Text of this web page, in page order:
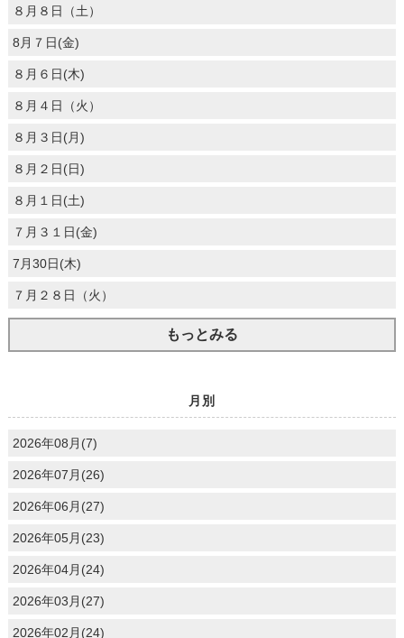
８月８日（土）
8月７日(金)
８月６日(木)
８月４日（火）
８月３日(月)
８月２日(日)
８月１日(土)
７月３１日(金)
7月30日(木)
７月２８日（火）
もっとみる
月別
2026年08月(7)
2026年07月(26)
2026年06月(27)
2026年05月(23)
2026年04月(24)
2026年03月(27)
2026年02月(24)